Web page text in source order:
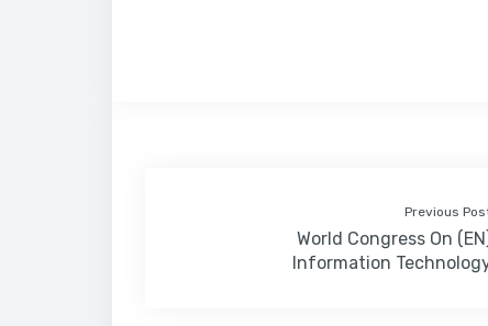
Previous
(EN) World Congress On
Information